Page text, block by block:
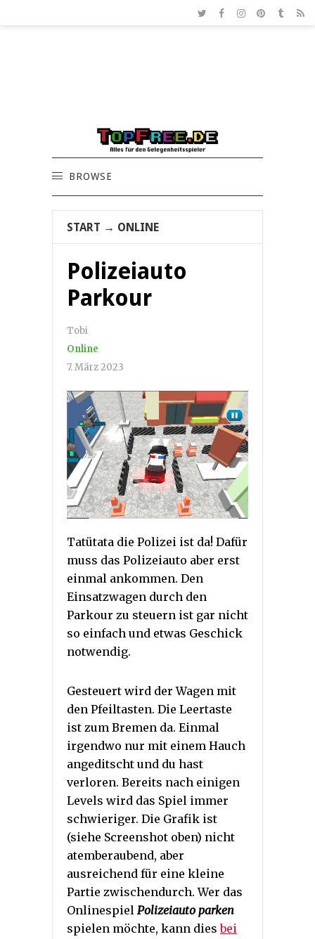
BROWSE
START → ONLINE
Polizeiauto
Parkour
Tobi
Online
7. März 2023
Tatütata die Polizei ist da! Dafür
muss das Polizeiauto aber erst
einmal ankommen. Den
Einsatzwagen durch den
Parkour zu steuern ist gar nicht
so einfach und etwas Geschick
notwendig.
Gesteuert wird der Wagen mit
den Pfeiltasten. Die Leertaste
ist zum Bremen da. Einmal
irgendwo nur mit einem Hauch
angeditscht und du hast
verloren. Bereits nach einigen
Levels wird das Spiel immer
schwieriger. Die Grafik ist
(siehe Screenshot oben) nicht
atemberaubend, aber
ausreichend für eine kleine
Partie zwischendurch. Wer das
Onlinespiel Polizeiauto parken
spielen möchte, kann diesbei